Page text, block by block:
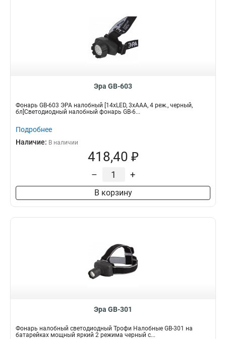
Эра GB-603
Фонарь GB-603 ЭРА налобный [14xLED, 3xAAA, 4 реж., черный,
бл]Светодиодный налобный фонарь GB-6...
Подробнее
Наличие: В наличии
418,40 ₽
– +
В корзину
Эра GB-301
Фонарь налобный светодиодный Трофи Налобные GB-301 на
батарейках мощный яркий 2 режима черный с...